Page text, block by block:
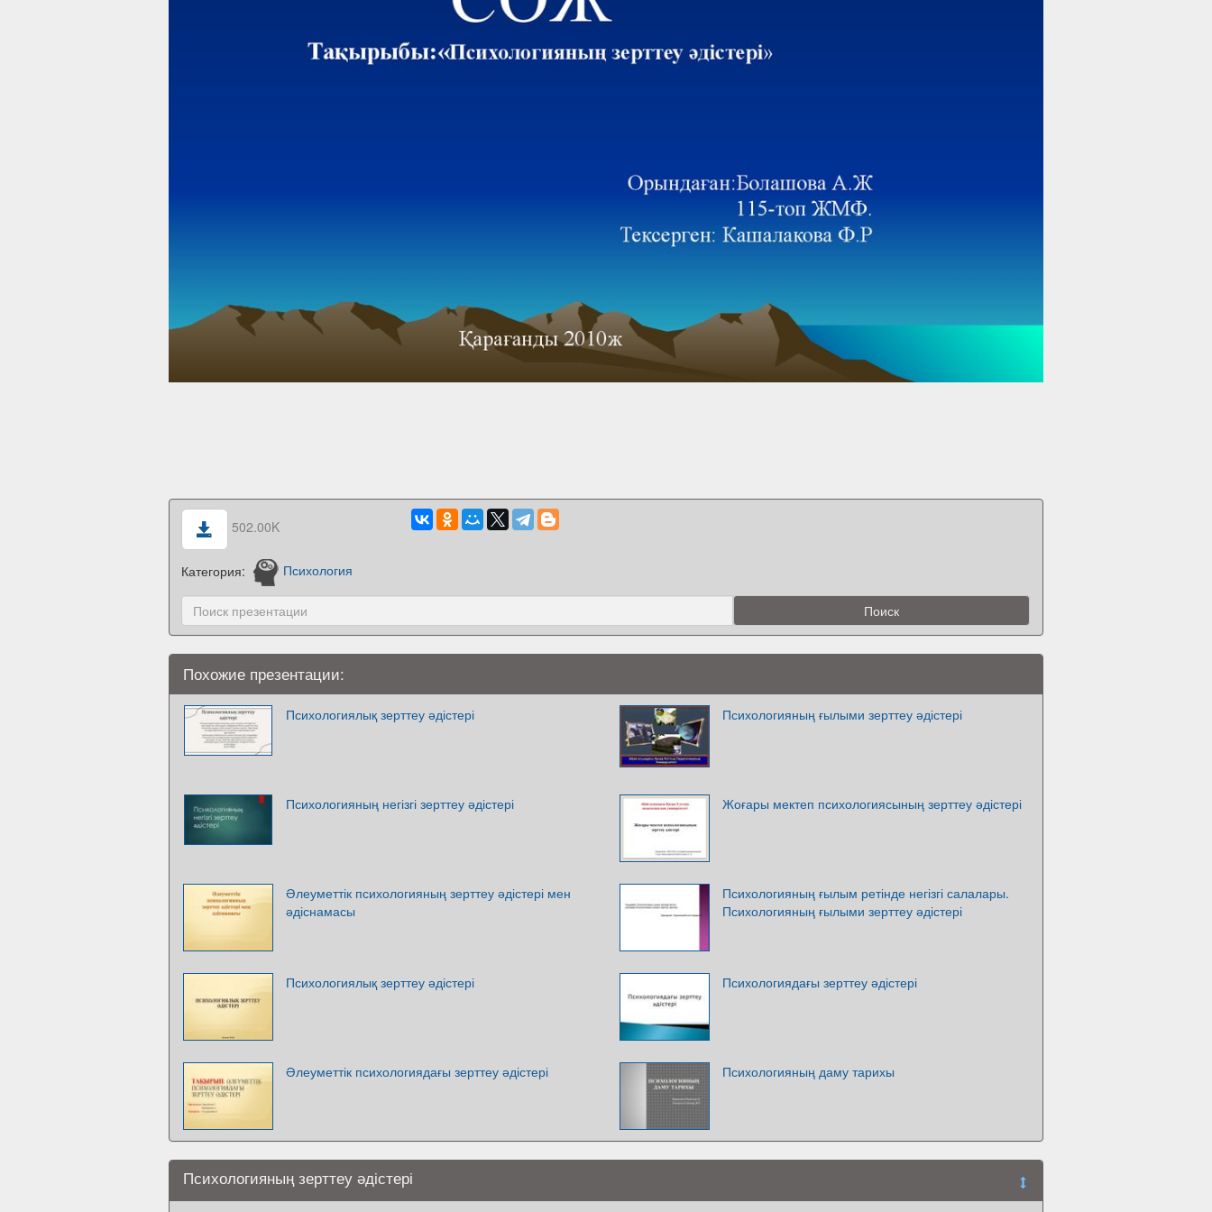
502.00K
Категория: Психология
Похожие презентации:
Психологиялық зерттеу әдістері Психологияның ғылыми зерттеу әдістері
Психологияның негізгі зерттеу әдістері Жоғары мектеп психологиясының зерттеу әдістері
Әлеуметтік психологияның зерттеу әдістері мен
әдіснамасы
Психологияның ғылым ретінде негізгі салалары.
Психологияның ғылыми зерттеу әдістері
Психологиялық зерттеу әдістері Психологиядағы зерттеу әдістері
Әлеуметтік психологиядағы зерттеу әдістері Психологияның даму тарихы
Психологияның зерттеу әдістері